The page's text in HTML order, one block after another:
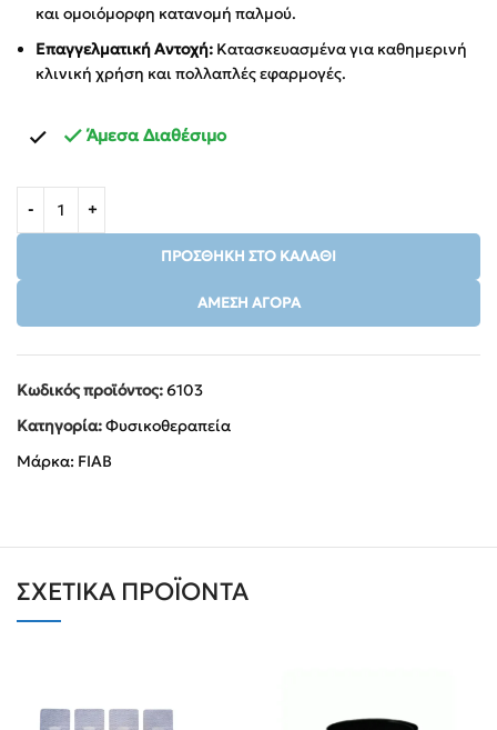
και ομοιόμορφη κατανομή παλμού.
Επαγγελματική Αντοχή: Κατασκευασμένα για καθημερινή
κλινική χρήση και πολλαπλές εφαρμογές.
Άμεσα Διαθέσιμο
ΠΡΟΣΘΉΚΗ ΣΤΟ ΚΑΛΆΘΙ
ΆΜΕΣΗ ΑΓΟΡΆ
Κωδικός προϊόντος:6103
Κατηγορία:Φυσικοθεραπεία
Μάρκα: FIAB
ΣΧΕΤΙΚΆ ΠΡΟΪΌΝΤΑ